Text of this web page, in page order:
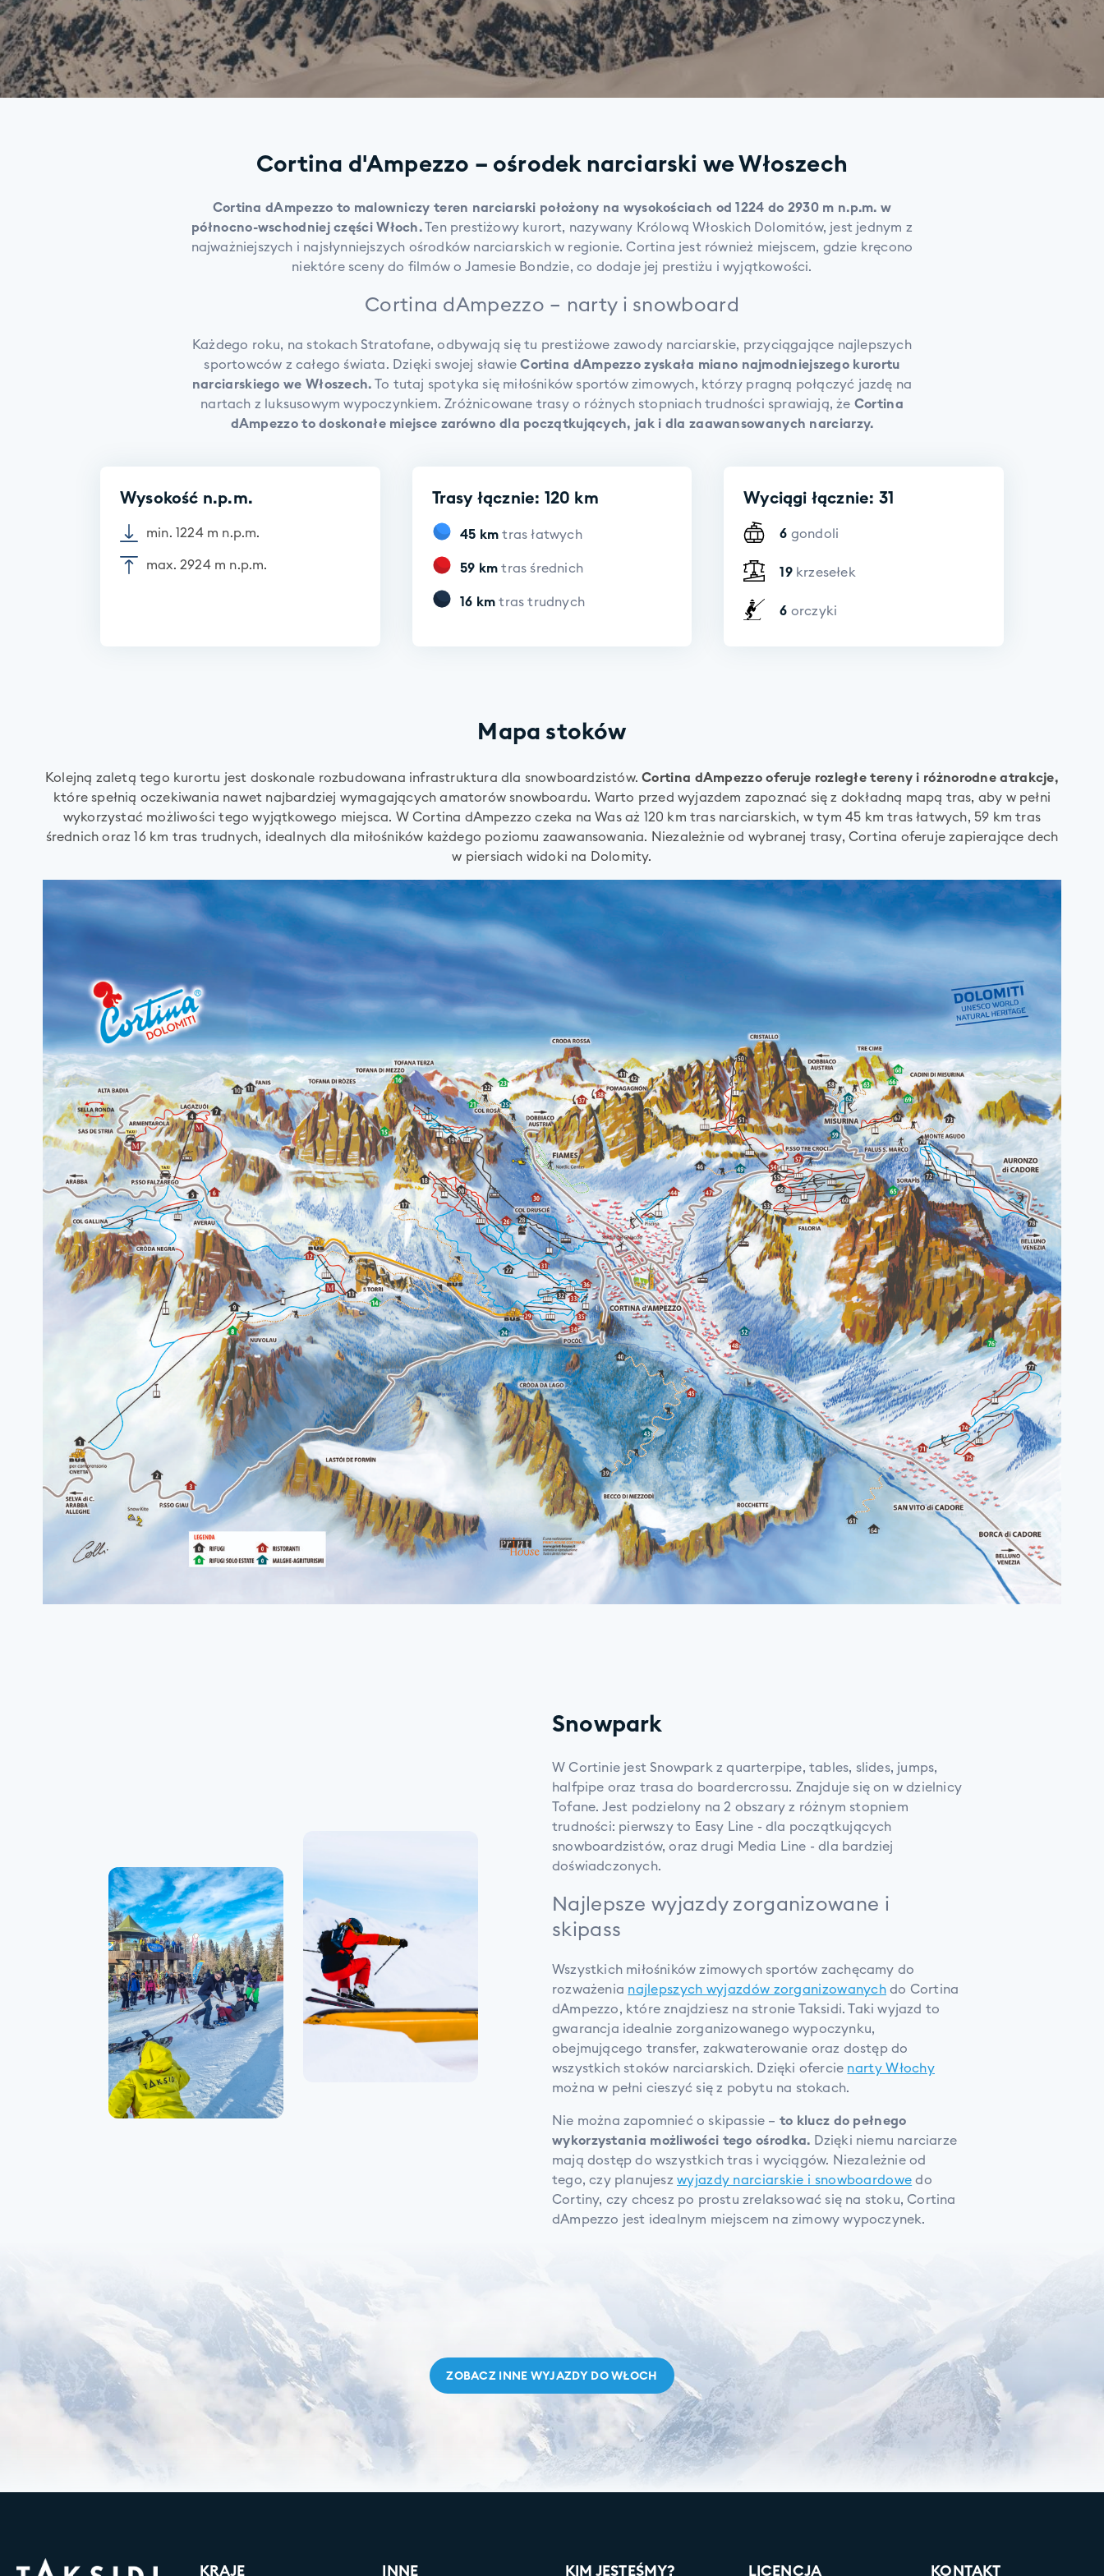
Cortina d'Ampezzo – ośrodek narciarski we Włoszech
Cortina dAmpezzo to malowniczy teren narciarski położony na wysokościach od 1224 do 2930 m n.p.m. w
północno-wschodniej części Włoch.Ten prestiżowy kurort, nazywany Królową Włoskich Dolomitów, jest jednym z
najważniejszych i najsłynniejszych ośrodków narciarskich w regionie. Cortina jest również miejscem, gdzie kręcono
niektóre sceny do filmów o Jamesie Bondzie, co dodaje jej prestiżu i wyjątkowości.
Cortina dAmpezzo – narty i snowboard
Każdego roku, na stokach Stratofane, odbywają się tu prestiżowe zawody narciarskie, przyciągające najlepszych
sportowców z całego świata. Dzięki swojej sławieCortina dAmpezzo zyskała miano najmodniejszego kurortu
narciarskiego we Włoszech. To tutaj spotyka się miłośników sportów zimowych, którzy pragną połączyć jazdę na
nartach z luksusowym wypoczynkiem. Zróżnicowane trasy o różnych stopniach trudności sprawiają, że Cortina
dAmpezzo to doskonałe miejsce zarówno dla początkujących, jak i dla zaawansowanych narciarzy.
Wysokość n.p.m.
min. 1224 m n.p.m.
max. 2924 m n.p.m.
Trasy łącznie: 120 km
45 km tras łatwych
59 km tras średnich
16 km tras trudnych
Wyciągi łącznie: 31
6 gondoli
19 krzesełek
6 orczyki
Mapa stoków
Kolejną zaletą tego kurortu jest doskonale rozbudowana infrastruktura dla snowboardzistów.Cortina dAmpezzo oferuje rozległe tereny i różnorodne atrakcje,
które spełnią oczekiwania nawet najbardziej wymagających amatorów snowboardu. Warto przed wyjazdem zapoznać się z dokładną mapą tras, aby w pełni
wykorzystać możliwości tego wyjątkowego miejsca. W Cortina dAmpezzo czeka na Was aż 120 km tras narciarskich, w tym 45 km tras łatwych, 59 km tras
średnich oraz 16 km tras trudnych, idealnych dla miłośników każdego poziomu zaawansowania. Niezależnie od wybranej trasy, Cortina oferuje zapierające dech
w piersiach widoki na Dolomity.
Snowpark
W Cortinie jest Snowpark z quarterpipe, tables, slides, jumps,
halfpipe oraz trasa do boardercrossu. Znajduje się on w dzielnicy
Tofane. Jest podzielony na 2 obszary z różnym stopniem
trudności: pierwszy to Easy Line - dla początkujących
snowboardzistów, oraz drugi Media Line - dla bardziej
doświadczonych.
Najlepsze wyjazdy zorganizowane i
skipass
Wszystkich miłośników zimowych sportów zachęcamy do
rozważenia najlepszych wyjazdów zorganizowanych do Cortina
dAmpezzo, które znajdziesz na stronie Taksidi. Taki wyjazd to
gwarancja idealnie zorganizowanego wypoczynku,
obejmującego transfer, zakwaterowanie oraz dostęp do
wszystkich stoków narciarskich. Dzięki ofercie narty Włochy
można w pełni cieszyć się z pobytu na stokach.
Nie można zapomnieć o skipassie – to klucz do pełnego
wykorzystania możliwości tego ośrodka. Dzięki niemu narciarze
mają dostęp do wszystkich tras i wyciągów. Niezależnie od
tego, czy planujesz wyjazdy narciarskie i snowboardowe do
Cortiny, czy chcesz po prostu zrelaksować się na stoku, Cortina
dAmpezzo jest idealnym miejscem na zimowy wypoczynek.
ZOBACZ INNE WYJAZDY DOWŁOCH
KRAJE INNE KIM JESTEŚMY? LICENCJA KONTAKT